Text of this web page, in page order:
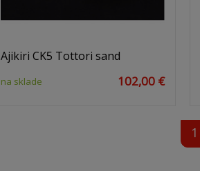
Ajikiri CK5 Tottori sand
na sklade 102,00 €
1